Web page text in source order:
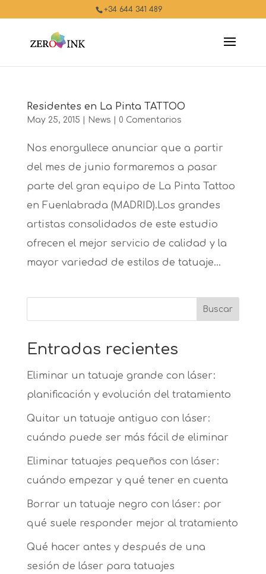
+34 644 341 489
Residentes en La Pinta TATTOO
May 25, 2015 News 0 Comentarios
Nos enorgullece anunciar que a partir
del mes de junio formaremos a pasar
parte del gran equipo de La Pinta Tattoo
en Fuenlabrada (MADRID).Los grandes
artistas consolidados de este estudio
ofrecen el mejor servicio de calidad y la
mayor variedad de estilos de tatuaje...
Buscar
Entradas recientes
Eliminar un tatuaje grande con láser:
planificación y evolución del tratamiento
Quitar un tatuaje antiguo con láser:
cuándo puede ser más fácil de eliminar
Eliminar tatuajes pequeños con láser:
cuándo empezar y qué tener en cuenta
Borrar un tatuaje negro con láser: por
qué suele responder mejor al tratamiento
Qué hacer antes y después de una
sesión de láser para tatuajes